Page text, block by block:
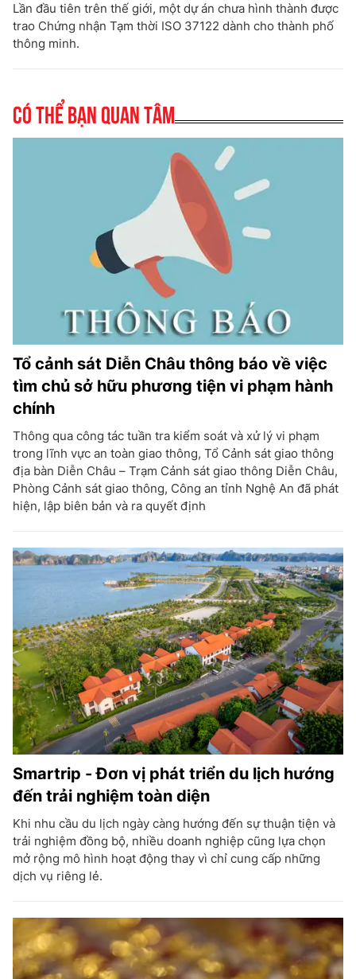
Lần đầu tiên trên thế giới, một dự án chưa hình thành được
trao Chứng nhận Tạm thời ISO 37122 dành cho thành phố
thông minh.
Có thể bạn quan tâm
Tổ cảnh sát Diễn Châu thông báo về việc
tìm chủ sở hữu phương tiện vi phạm hành
chính
Thông qua công tác tuần tra kiểm soát và xử lý vi phạm
trong lĩnh vực an toàn giao thông, Tổ Cảnh sát giao thông
địa bàn Diễn Châu – Trạm Cảnh sát giao thông Diễn Châu,
Phòng Cảnh sát giao thông, Công an tỉnh Nghệ An đã phát
hiện, lập biên bản và ra quyết định
Smartrip - Đơn vị phát triển du lịch hướng
đến trải nghiệm toàn diện
Khi nhu cầu du lịch ngày càng hướng đến sự thuận tiện và
trải nghiệm đồng bộ, nhiều doanh nghiệp cũng lựa chọn
mở rộng mô hình hoạt động thay vì chỉ cung cấp những
dịch vụ riêng lẻ.